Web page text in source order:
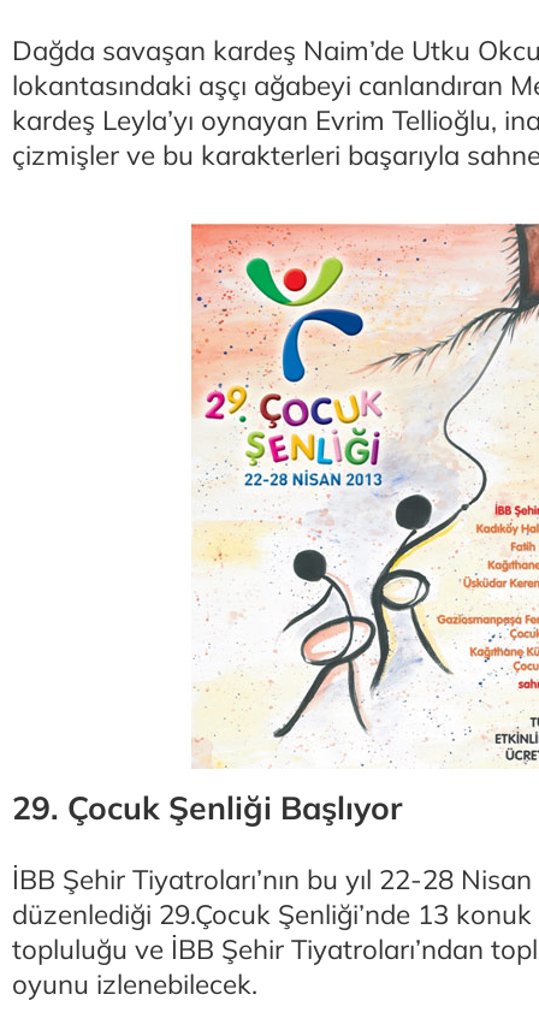
Dağda savaşan kardeş Naim’de Utku
lokantasındaki aşçı ağabeyi canlandıran
kardeş Leyla’yı oynayan Evrim Tellioğlu,
çizmişler ve bu karakterleri başarıyla
29. Çocuk Şenliği Başlıyor
İBB Şehir Tiyatroları’nın bu yıl 22-28
düzenlediği 29.Çocuk Şenliği’nde 13
topluluğu ve İBB Şehir Tiyatroları’ndan
oyunu izlenebilecek.